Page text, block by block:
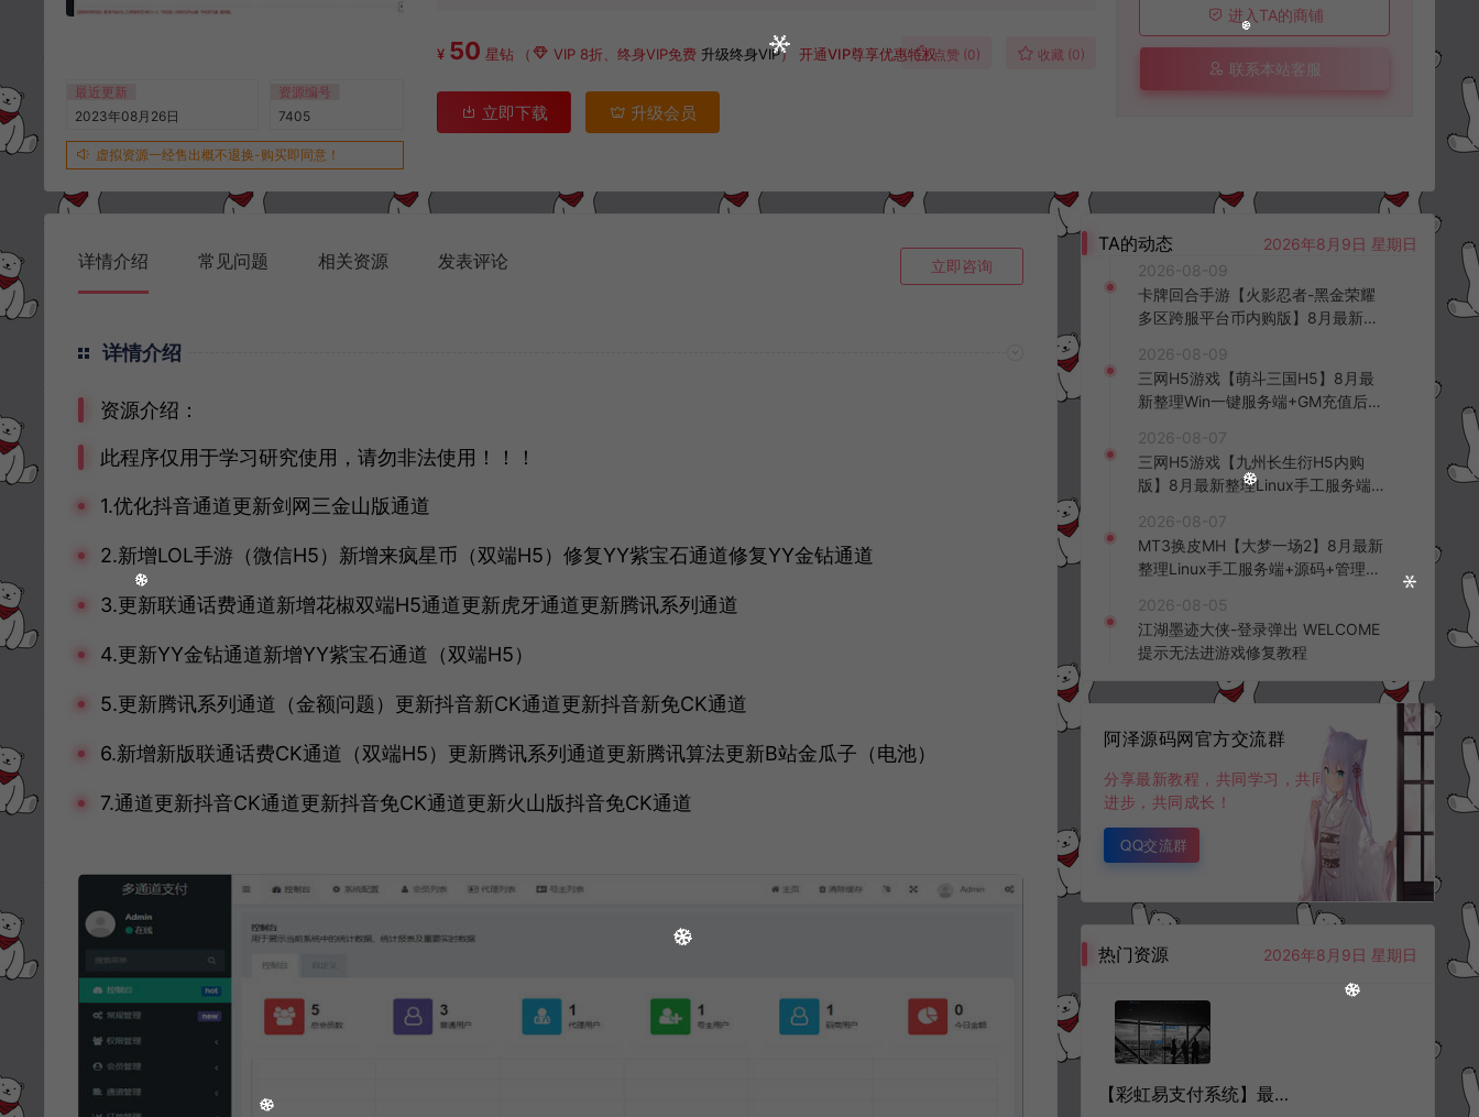
最近更新
2023年08月26日
资源编号
7405
虚拟资源一经售出概不退换-购买即同意！
¥ 50 星钻 （ VIP 8折、终身VIP免费 升级终身VIP）开通VIP尊享优惠特权点赞 (0) 收藏 (0)
立即下载 升级会员
进入TA的商铺
联系本站客服
详情介绍 常见问题 相关资源 发表评论 立即咨询
详情介绍
资源介绍：
此程序仅用于学习研究使用，请勿非法使用！！！
1.优化抖音通道更新剑网三金山版通道
2.新增LOL手游（微信H5）新增来疯星币（双端H5）修复YY紫宝石通道修复YY金钻通道
3.更新联通话费通道新增花椒双端H5通道更新虎牙通道更新腾讯系列通道
4.更新YY金钻通道新增YY紫宝石通道（双端H5）
5.更新腾讯系列通道（金额问题）更新抖音新CK通道更新抖音新免CK通道
6.新增新版联通话费CK通道（双端H5）更新腾讯系列通道更新腾讯算法更新B站金瓜子（电池）
7.通道更新抖音CK通道更新抖音免CK通道更新火山版抖音免CK通道
TA的动态
2026年8月9日 星期日
2026-08-09
卡牌回合手游【火影忍者-黑金荣耀
多区跨服平台币内购版】8月最新整
+安卓+详细搭建教程+视频教程
2026-08-09
三网H5游戏【萌斗三国H5】8月最
新整理Win一键服务端+GM充值后台
频教程
2026-08-07
三网H5游戏【九州长生衍H5内购
版】8月最新整理Linux手工服务端
客户端+详细搭建教程+视频教程
2026-08-07
MT3换皮MH【大梦一场2】8月最新
整理Linux手工服务端+源码+管理后
频教程
2026-08-05
江湖墨迹大侠-登录弹出 WELCOME
提示无法进游戏修复教程
阿泽源码网官方交流群
分享最新教程，共同学习，共同
进步，共同成长！
QQ交流群
热门资源 2026年8月9日 星期日
【彩虹易支付系统】最新二开版本源码+详细搭建教程